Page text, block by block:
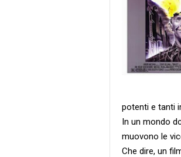
potenti e tanti
In un mondo
muovono le
Che dire, un